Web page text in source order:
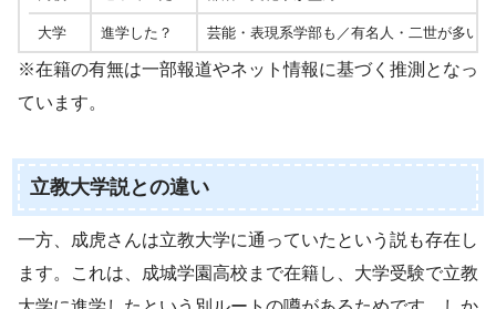
大学 進学した？ 芸能・表現系学部も／有名人・二世が多い
※在籍の有無は一部報道やネット情報に基づく推測となっ
ています。
立教大学説との違い
一方、成虎さんは立教大学に通っていたという説も存在し
ます。これは、成城学園高校まで在籍し、大学受験で立教